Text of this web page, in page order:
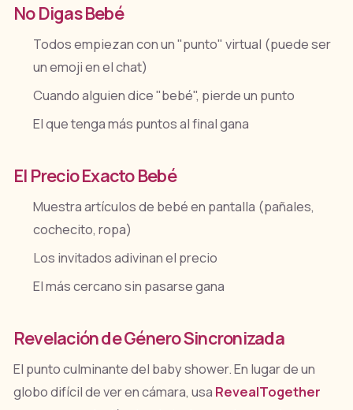
No Digas Bebé
Todos empiezan con un "punto" virtual (puede ser
un emoji en el chat)
Cuando alguien dice "bebé", pierde un punto
El que tenga más puntos al final gana
El Precio Exacto Bebé
Muestra artículos de bebé en pantalla (pañales,
cochecito, ropa)
Los invitados adivinan el precio
El más cercano sin pasarse gana
Revelación de Género Sincronizada
El punto culminante del baby shower. En lugar de un
globo difícil de ver en cámara, usa RevealTogether